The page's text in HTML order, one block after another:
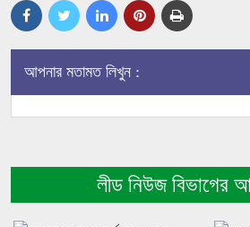
আপনার মতামত লিখুন :
লীড নিউজ বিভাগের